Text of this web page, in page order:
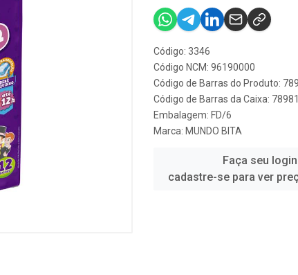
Código: 3346
Código NCM: 96190000
Código de Barras do Produto:
Código de Barras da Caixa:
Embalagem: FD/6
Marca: MUNDO BITA
Faça seu
cadastre-se para ver